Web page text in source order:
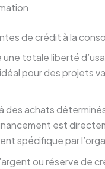
de crédit à la
totale liberté
pour des projets
achats
est
spécifique par
ou réserve de